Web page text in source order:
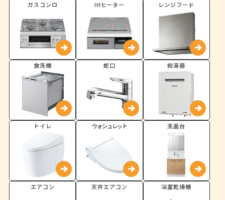
ガスコンロ
IHヒーター レンジフード
食洗機 蛇口 給湯器
トイレ ウォシュレット 洗面台
エアコン 天井エアコン 浴室乾燥機